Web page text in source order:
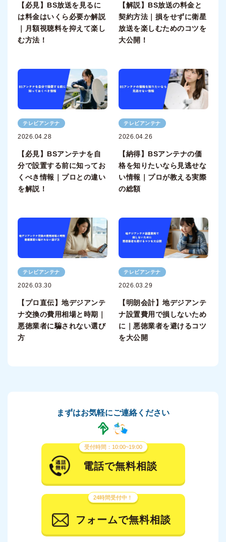
【必見】BS放送を見るに
は料金はいくら必要か解説
｜月額視聴料を抑えて楽し
む方法！
【解説】BS放送の料金と
契約方法｜損をせずに衛星
放送を楽しむためのコツを
大公開！
テレビアンテナ
2026.04.28
【必見】BSアンテナを自
分で設置する前に知ってお
くべき情報｜プロとの違い
を解説！
テレビアンテナ
2026.04.26
【納得】BSアンテナの価
格を知りたいなら見逃せな
い情報｜プロが教える実際
の総額
テレビアンテナ
2026.03.30
【プロ直伝】地デジアンテ
ナ交換の費用相場と時期｜
悪徳業者に騙されない選び
方
テレビアンテナ
2026.03.29
【明朗会計】地デジアンテ
ナ設置費用で損しないため
に｜悪徳業者を避けるコツ
を大公開
まずはお気軽にご連絡ください
受付時間：10:00~19:00
電話で無料相談
24時間受付中！
フォームで無料相談